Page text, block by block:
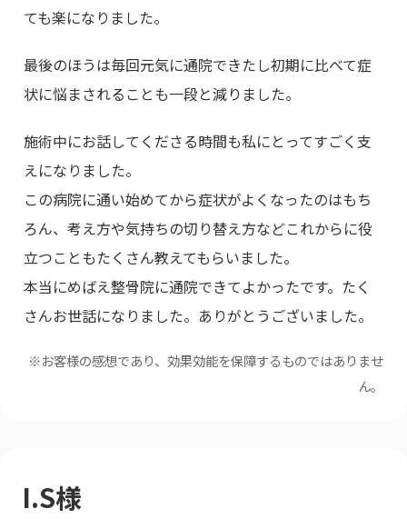
ても楽になりました。
最後のほうは毎回元気に通院できたし初期に比べて症
状に悩まされることも一段と減りました。
施術中にお話してくださる時間も私にとってすごく支
えになりました。
この病院に通い始めてから症状がよくなったのはもち
ろん、考え方や気持ちの切り替え方などこれからに役
立つこともたくさん教えてもらいました。
本当にめばえ整骨院に通院できてよかったです。たく
さんお世話になりました。ありがとうございました。
※お客様の感想であり、効果効能を保障するものではありませ
ん。
I.S様